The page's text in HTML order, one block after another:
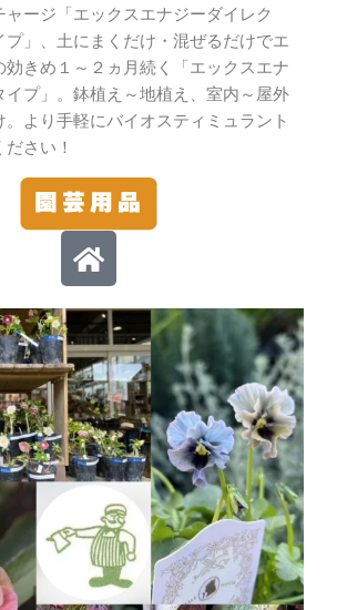
ャージ「エックスエナジーダイレク
」、土にまくだけ・混ぜるだけでエ
効きめ１～２ヵ月続く「エックスエナ
プ」。鉢植え～地植え、室内～屋外
より手軽にバイオスティミュラント
さい！